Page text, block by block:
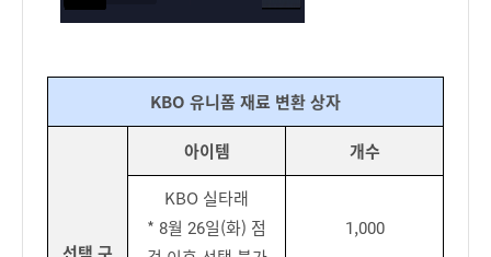
KBO 유니폼 재료 변환 상자
아이템
개수
KBO 실타래
* 8월 26일(화) 점
1,000